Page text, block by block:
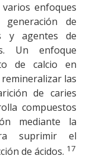
enfoques
de
y agentes de
Un enfoque
de calcio en
las
de caries
compuestos
mediante la
suprimir el
de ácidos. 17